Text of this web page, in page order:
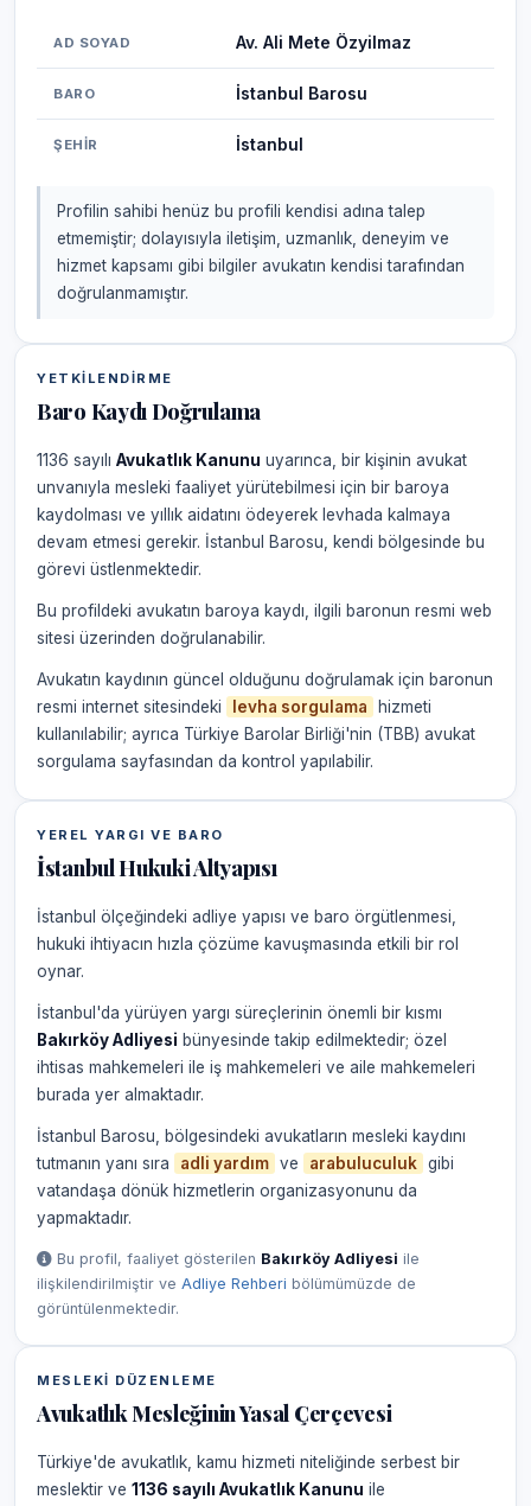
AD SOYAD Av. Ali Mete Özyilmaz
BARO İstanbul Barosu
ŞEHIR İstanbul
Profilin sahibi henüz bu profili kendisi adına talep
etmemiştir; dolayısıyla iletişim, uzmanlık, deneyim ve
hizmet kapsamı gibi bilgiler avukatın kendisi tarafından
doğrulanmamıştır.
YETKILENDIRME
Baro Kaydı Doğrulama
1136 sayılı Avukatlık Kanunu uyarınca, bir kişinin avukat
unvanıyla mesleki faaliyet yürütebilmesi için bir baroya
kaydolması ve yıllık aidatını ödeyerek levhada kalmaya
devam etmesi gerekir. İstanbul Barosu, kendi bölgesinde bu
görevi üstlenmektedir.
Bu profildeki avukatın baroya kaydı, ilgili baronun resmi web
sitesi üzerinden doğrulanabilir.
Avukatın kaydının güncel olduğunu doğrulamak için baronun
resmi internet sitesindeki
levha sorgulama
hizmeti
kullanılabilir; ayrıca Türkiye Barolar Birliği'nin (TBB) avukat
sorgulama sayfasından da kontrol yapılabilir.
YEREL YARGI VE BARO
İstanbul Hukuki Altyapısı
İstanbul ölçeğindeki adliye yapısı ve baro örgütlenmesi,
hukuki ihtiyacın hızla çözüme kavuşmasında etkili bir rol
oynar.
İstanbul'da yürüyen yargı süreçlerinin önemli bir kısmı
Bakırköy Adliyesi bünyesinde takip edilmektedir; özel
ihtisas mahkemeleri ile iş mahkemeleri ve aile mahkemeleri
burada yer almaktadır.
İstanbul Barosu, bölgesindeki avukatların mesleki kaydını
tutmanın yanı sıra
adli yardım ve arabuluculuk gibi
vatandaşa dönük hizmetlerin organizasyonunu da
yapmaktadır.
Bu profil, faaliyet gösterilen Bakırköy Adliyesi ile
ilişkilendirilmiştir ve Adliye Rehberi bölümümüzde de
görüntülenmektedir.
MESLEKI DÜZENLEME
Avukatlık Mesleğinin Yasal Çerçevesi
Türkiye'de avukatlık, kamu hizmeti niteliğinde serbest bir
meslektir ve 1136 sayılı Avukatlık Kanunu ile